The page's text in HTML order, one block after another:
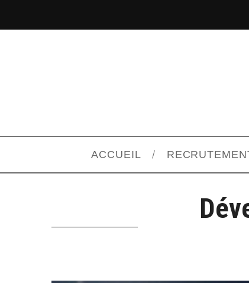
ACCUEIL